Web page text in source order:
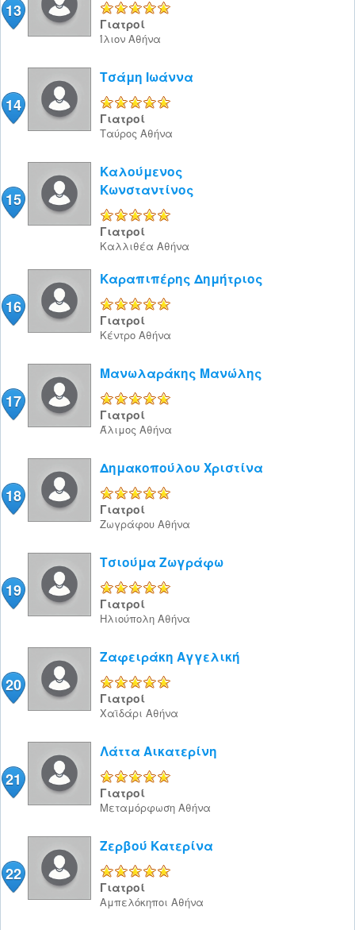
13
Γιατροί
Ίλιον Αθήνα
14
Τσάμη Ιωάννα
Γιατροί
Ταύρος Αθήνα
15
Καλούμενος
Κωνσταντίνος
Γιατροί
Καλλιθέα Αθήνα
16
Καραπιπέρης Δημήτριος
Γιατροί
Κέντρο Αθήνα
17
Μανωλαράκης Μανώλης
Γιατροί
Άλιμος Αθήνα
18
Δημακοπούλου Χριστίνα
Γιατροί
Ζωγράφου Αθήνα
19
Τσιούμα Ζωγράφω
Γιατροί
Ηλιούπολη Αθήνα
20
Ζαφειράκη Αγγελική
Γιατροί
Χαϊδάρι Αθήνα
21
Λάττα Αικατερίνη
Γιατροί
Μεταμόρφωση Αθήνα
22
Ζερβού Κατερίνα
Γιατροί
Αμπελόκηποι Αθήνα